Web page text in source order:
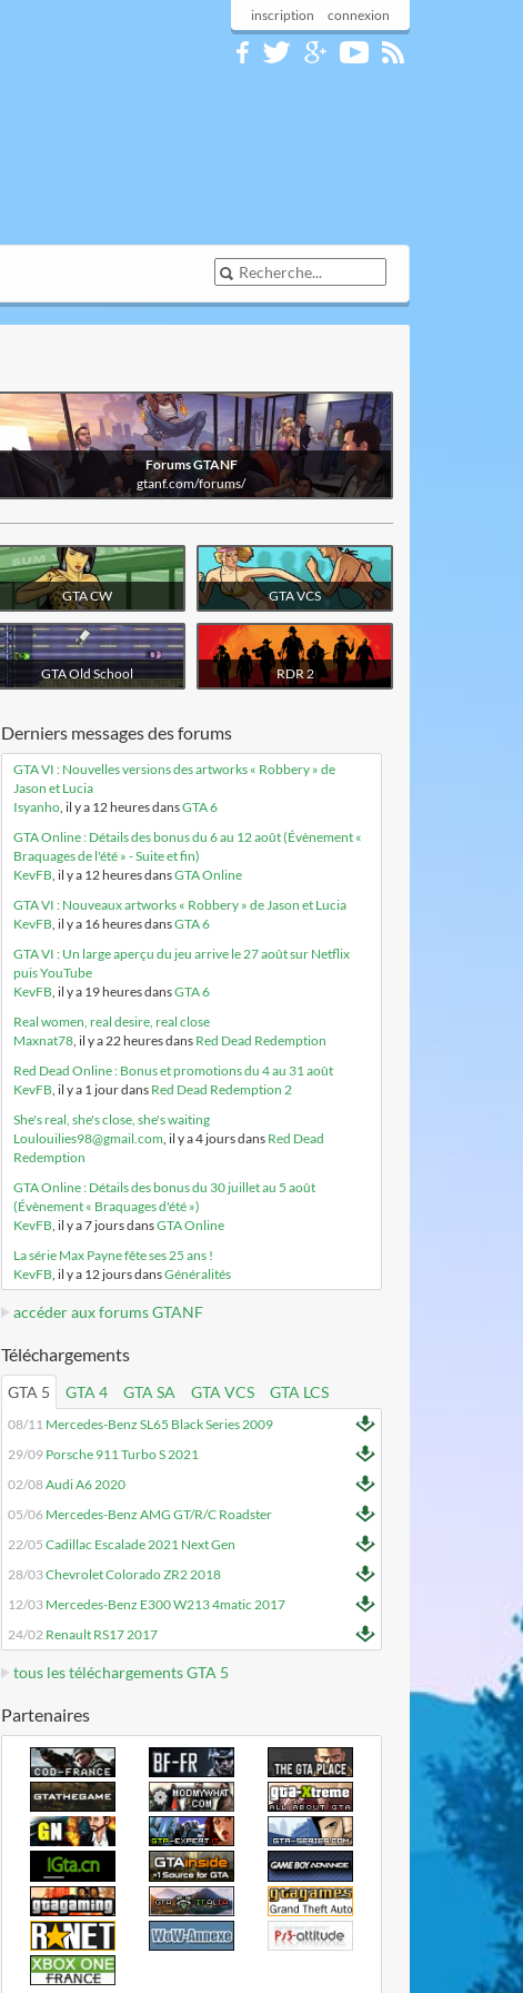
inscription connexion
Forums GTANF
gtanf.com/forums/
GTA CW GTA VCS
GTA Old School
visiter le site
RDR 2
visiter le site
Derniers messages des forums
GTA VI : Nouvelles versions des artworks « Robbery » de
Jason et Lucia
Isyanho, il y a 12 heures dansGTA 6
GTA Online : Détails des bonus du 6 au 12 août (Évènement «
Braquages de l'été » - Suite et fin)
KevFB, il y a 12 heures dansGTA Online
GTA VI : Nouveaux artworks « Robbery » de Jason et Lucia
KevFB, il y a 16 heures dansGTA 6
GTA VI : Un large aperçu du jeu arrive le 27 août sur Netflix
puis YouTube
KevFB, il y a 19 heures dansGTA 6
Real women, real desire, real close
Maxnat78, il y a 22 heures dans Red Dead Redemption
Red Dead Online : Bonus et promotions du 4 au 31 août
KevFB, il y a 1 jour dans Red Dead Redemption 2
She's real, she's close, she's waiting
Loulouilies98@gmail.com, il y a 4 jours dans Red Dead
Redemption
GTA Online : Détails des bonus du 30 juillet au 5 août
(Évènement « Braquages d'été »)
KevFB, il y a 7 jours dansGTA Online
La série Max Payne fête ses 25 ans !
KevFB, il y a 12 jours dansGénéralités
accéder aux forums GTANF
Téléchargements
GTA 5 GTA 4 GTA SA GTA VCS GTA LCS
08/11 Mercedes-Benz SL65 Black Series 2009
29/09 Porsche 911 Turbo S 2021
02/08Audi A6 2020
05/06 Mercedes-Benz AMG GT/R/C Roadster
22/05 Cadillac Escalade 2021 Next Gen
28/03Chevrolet Colorado ZR2 2018
12/03 Mercedes-Benz E300 W213 4matic 2017
24/02 Renault RS17 2017
tous les téléchargements GTA 5
Partenaires